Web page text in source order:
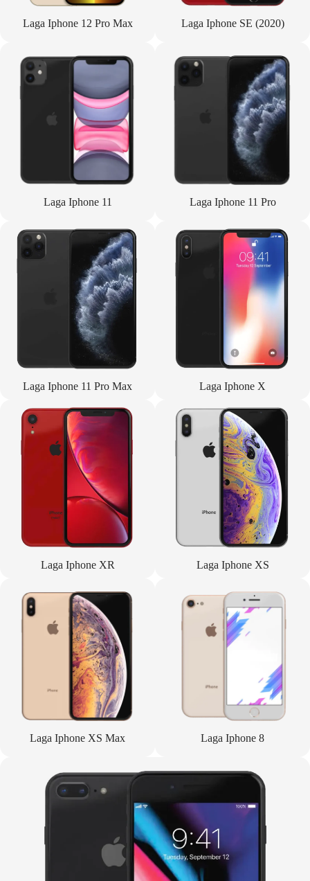
Laga Iphone 12 Pro Max Laga Iphone SE (2020)
Laga Iphone 11 Laga Iphone 11 Pro
Laga Iphone 11 Pro Max Laga Iphone X
Laga Iphone XR Laga Iphone XS
Laga Iphone XS Max Laga Iphone 8